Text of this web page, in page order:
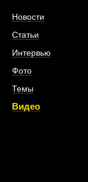
Новости
Статьи
Интервью
Фото
Темы
Видео